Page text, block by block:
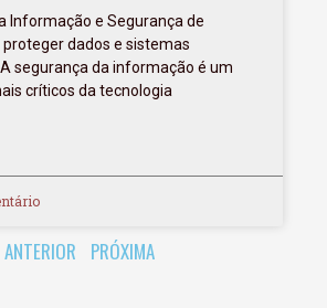
Informação e Segurança de
proteger dados e sistemas
segurança da informação é um
críticos da tecnologia
ANTERIOR PRÓXIMA